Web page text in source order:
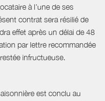
à l’une de ses
contrat sera résilié de
effet après un délai de 48
par lettre recommandée
infructueuse.
est conclu au